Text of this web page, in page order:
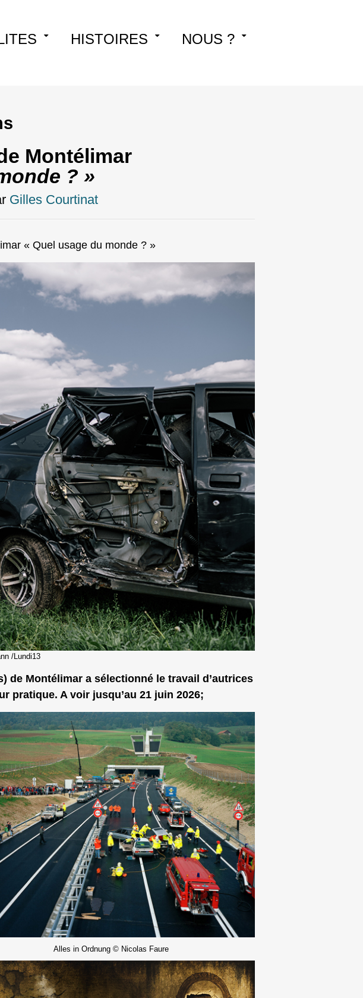
HISTOIRES NOUS ?
Montélimar
? »
Gilles Courtinat
« Quel usage du monde ? »
/Lundi13
de Montélimar a sélectionné le travail d’autrices
pratique. A voir jusqu’au 21 juin 2026;
Alles in Ordnung © Nicolas Faure